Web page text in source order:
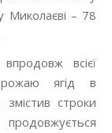
Миколаєві – 78
всієї
ягід в
строки